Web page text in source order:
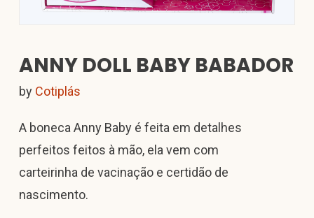
ANNY DOLL BABY BABADOR
by Cotiplás
A boneca Anny Baby é feita em detalhes
perfeitos feitos à mão, ela vem com
carteirinha de vacinação e certidão de
nascimento.